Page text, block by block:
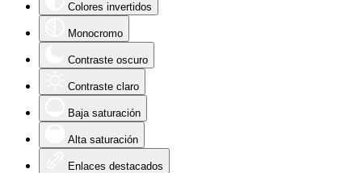
Colores invertidos
Monocromo
Contraste oscuro
Contraste claro
Baja saturación
Alta saturación
Enlaces destacados